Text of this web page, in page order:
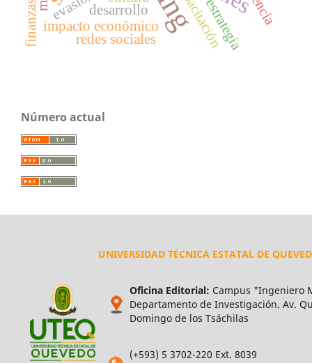
capacitaciónestrategia
impacto económico
redes sociales
finanzas desarrollo
Número actual
UNIVERSIDAD TÉCNICA ESTATAL DE
Oficina Editorial: Campus "Ingeniero
Departamento de Investigación. Av.
Domingo de los Tsáchilas
(+593) 5 3702-220 Ext. 8039